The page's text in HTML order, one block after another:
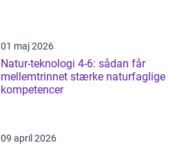
01 maj 2026
Natur-teknologi 4-6: sådan får
mellemtrinnet stærke naturfaglige
kompetencer
09 april 2026